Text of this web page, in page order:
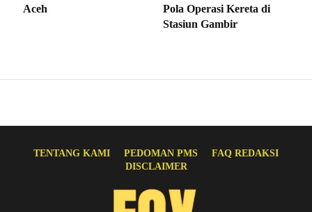
Aceh
Pola Operasi Kereta di
Stasiun Gambir
TENTANG KAMI PEDOMAN PMS
FAQ REDAKSI
DISCLAIMER